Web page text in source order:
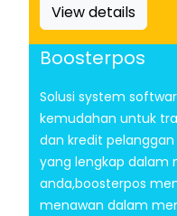
View details
Boosterpos
Solusi system
kemudahan untuk
dan kredit
yang lengkap dalam
anda,boosterpos
menawan dalam